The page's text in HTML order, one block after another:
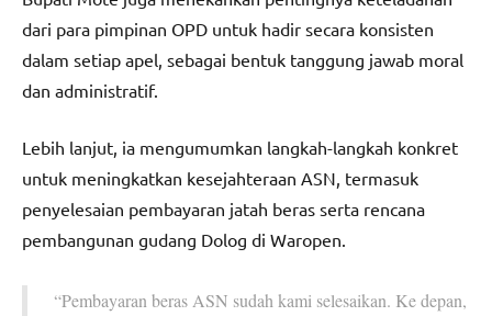
dari para pimpinan OPD untuk hadir secara konsisten
dalam setiap apel, sebagai bentuk tanggung jawab moral
dan administratif.
Lebih lanjut, ia mengumumkan langkah-langkah konkret
untuk meningkatkan kesejahteraan ASN, termasuk
penyelesaian pembayaran jatah beras serta rencana
pembangunan gudang Dolog di Waropen.
“Pembayaran beras ASN sudah kami selesaikan. Ke depan,